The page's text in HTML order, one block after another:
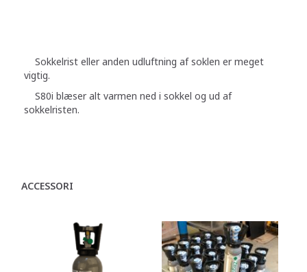
Sokkelrist eller anden udluftning af soklen er meget
vigtig.
S80i blæser alt varmen ned i sokkel og ud af
sokkelristen.
ACCESSORI